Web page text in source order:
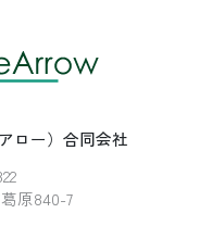
ロー）合同会社
原840-7